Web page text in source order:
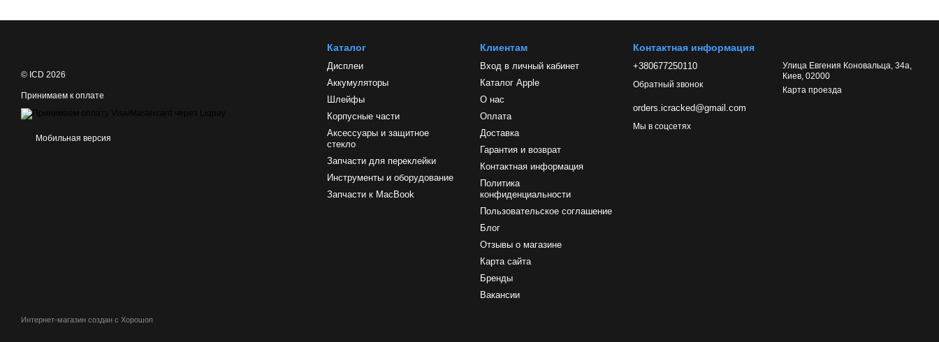
© ICD 2026
Принимаем к оплате
Мобильная версия
Интернет-магазин создан с Хорошоп
Каталог
Дисплеи
Аккумуляторы
Шлейфы
Корпусные части
Аксессуары и защитное
стекло
Запчасти для переклейки
Инструменты и оборудование
Запчасти к MacBook
Клиентам
Вход в личный кабинет
Каталог Apple
О нас
Оплата
Доставка
Гарантия и возврат
Контактная информация
Политика
конфиденциальности
Пользовательское соглашение
Блог
Отзывы о магазине
Карта сайта
Бренды
Вакансии
Контактная информация
+380677250110
Обратный звонок
orders.icracked@gmail.com
Улица Евгения Коновальца, 34а,
Киев, 02000
Карта проезда
Мы в соцсетях